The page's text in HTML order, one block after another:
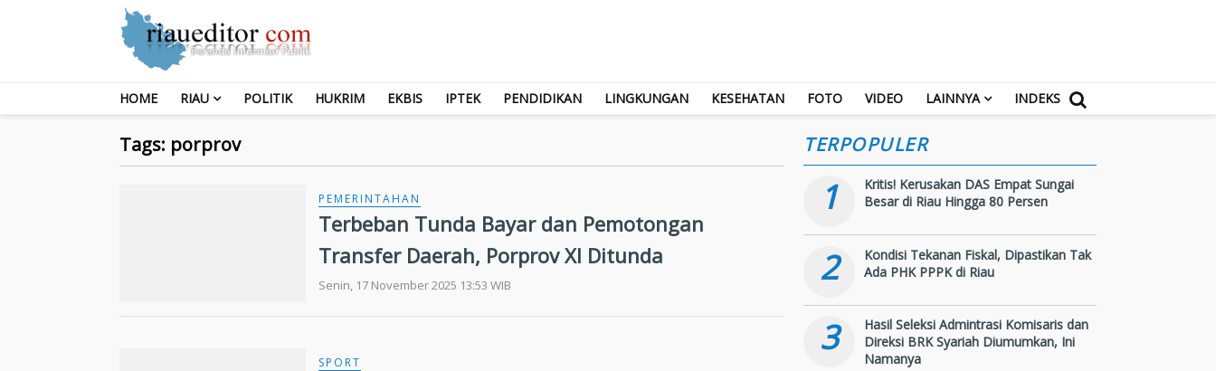
HOME RIAU POLITIK HUKRIM EKBIS IPTEK PENDIDIKAN LINGKUNGAN KESEHATAN FOTO VIDEO LAINNYA INDEKS
Tags: porprov
PEMERINTAHAN
Terbeban Tunda Bayar dan Pemotongan
Transfer Daerah, Porprov XI Ditunda
Senin, 17 November 2025 13:53 WIB
SPORT
TERPOPULER
1
Kritis! Kerusakan DAS Empat Sungai
Besar di Riau Hingga 80 Persen
2
Kondisi Tekanan Fiskal, Dipastikan Tak
Ada PHK PPPK di Riau
3
Hasil Seleksi Admintrasi Komisaris dan
Direksi BRK Syariah Diumumkan, Ini
Namanya